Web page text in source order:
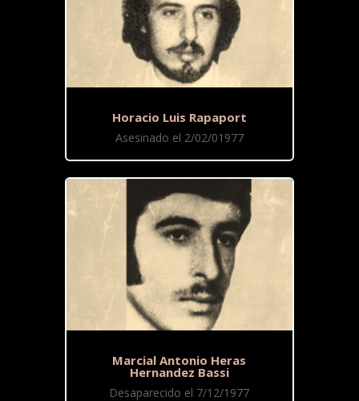
Horacio Luis Rapaport
Asesinado el 2/02/01977
Marcial Antonio Heras
Hernandez Bassi
Desaparecido el 7/12/1977